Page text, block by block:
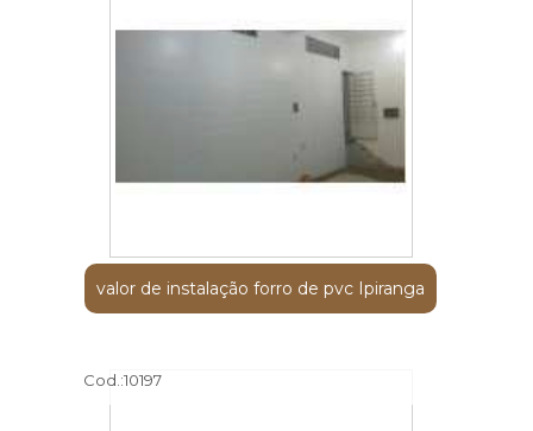
valor de instalação forro de pvc Ipiranga
Cod.:10197